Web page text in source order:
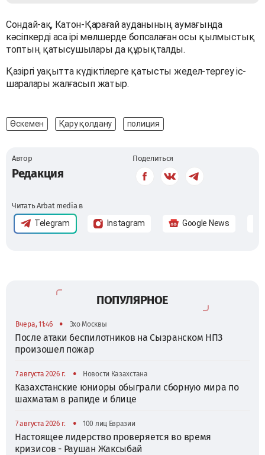
Сондай-ақ, Катон-Қарағай ауданының аумағында
кәсіпкерді аса ірі мөлшерде бопсалаған осы қылмыстық
топтың қатысушылары да құрықталды.
Қазіргі уақытта күдіктілерге қатысты жедел-тергеу іс-
шаралары жалғасып жатыр.
Өскемен Қару қолдану полиция
Автор
Редакция
Поделиться
Читать Arbat media в
Telegram Instagram Google News
ПОПУЛЯРНОЕ
Вчера, 11:46 • Эхо Москвы
После атаки беспилотников на Сызранском НПЗ
произошел пожар
7 августа 2026 г. • Новости Казахстана
Казахстанские юниоры обыграли сборную мира по
шахматам в рапиде и блице
7 августа 2026 г. • 100 лиц Евразии
Настоящее лидерство проверяется во время
кризисов - Раушан Жаксыбай